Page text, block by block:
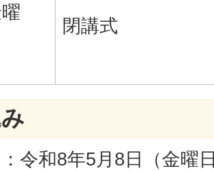
曜
閉講式
令和8年5月8日（金曜